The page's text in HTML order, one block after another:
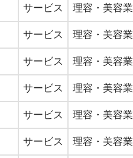
サービス 理容・美容業
サービス 理容・美容業
サービス 理容・美容業
サービス 理容・美容業
サービス 理容・美容業
サービス 理容・美容業